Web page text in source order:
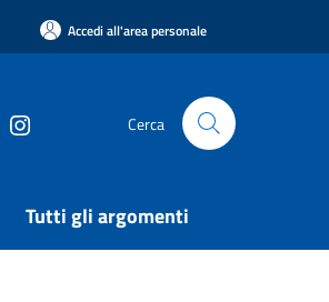
Accedi all'area personale
Cerca
Tutti gli argomenti